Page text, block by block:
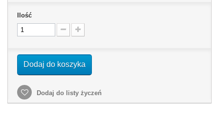
Ilość
Dodaj do koszyka
Dodaj do listy życzeń